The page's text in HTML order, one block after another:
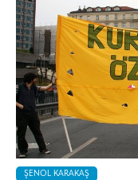
ŞENOL KARAKAŞ